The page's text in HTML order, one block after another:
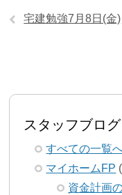
宅建勉強7月8日(金)
スタッフブログ
すべての一覧
マイホームFP
資金計画